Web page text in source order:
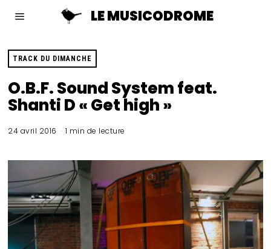
LE MUSICODROME
TRACK DU DIMANCHE
O.B.F. Sound System feat.
Shanti D « Get high »
24 avril 2016 1 min de lecture